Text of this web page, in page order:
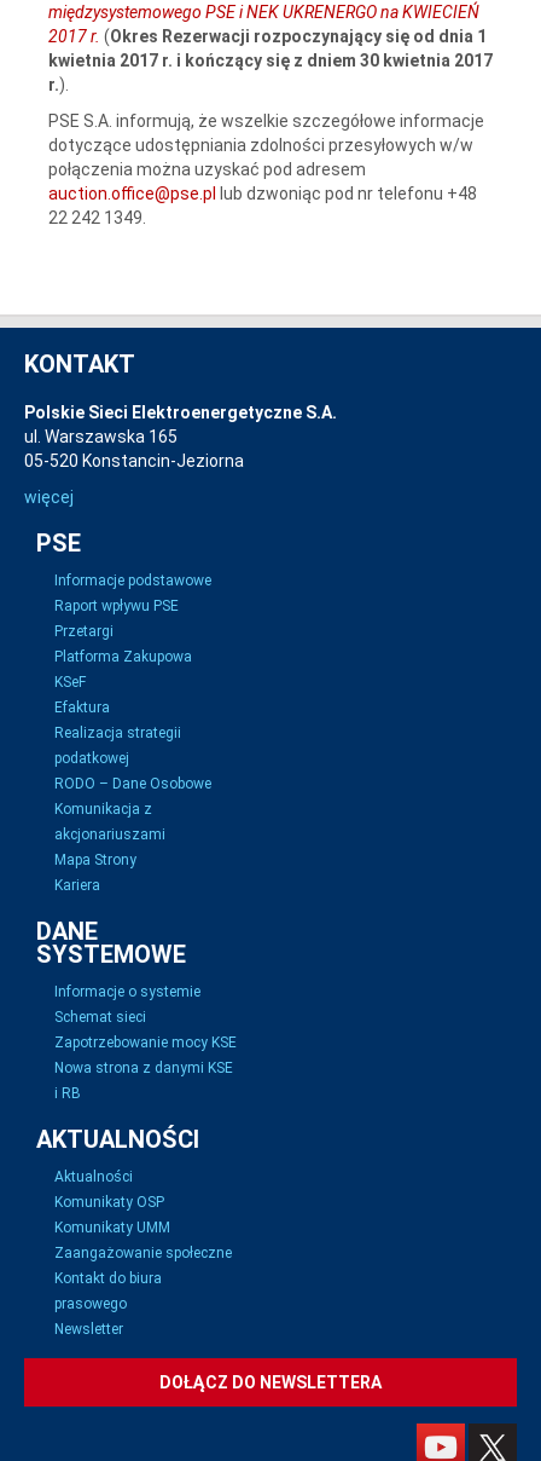
międzysystemowego PSE i NEK UKRENERGO na KWIECIEŃ
2017 r. (Okres Rezerwacji rozpoczynający się od dnia 1
kwietnia 2017 r. i kończący się z dniem 30 kwietnia 2017
r.).
PSE S.A. informują, że wszelkie szczegółowe informacje
dotyczące udostępniania zdolności przesyłowych w/w
połączenia można uzyskać pod adresem
auction.office@pse.pl
lub dzwoniąc pod nr telefonu +48
22 242 1349.
KONTAKT
Polskie Sieci Elektroenergetyczne S.A.
ul. Warszawska 165
05-520 Konstancin-Jeziorna
więcej
PSE
Informacje podstawowe
Raport wpływu PSE
Przetargi
Platforma Zakupowa
KSeF
Efaktura
Realizacja strategii
podatkowej
RODO – Dane Osobowe
Komunikacja z
akcjonariuszami
Mapa Strony
Kariera
DANE
SYSTEMOWE
Informacje o systemie
Schemat sieci
Zapotrzebowanie mocy KSE
Nowa strona z danymi KSE
i RB
AKTUALNOŚCI
Aktualności
Komunikaty OSP
Komunikaty UMM
Zaangażowanie społeczne
Kontakt do biura
prasowego
Newsletter
DOŁĄCZ DO NEWSLETTERA